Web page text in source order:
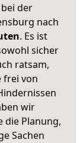
der
nach
. Es ist
sicher
ratsam,
frei von
wir
die Planung,
Sachen